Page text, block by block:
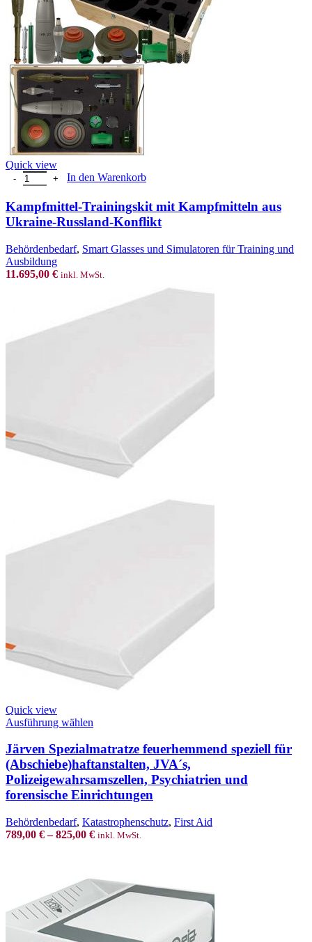
Quick view
Kampfmittel-Trainingskit mit Kampfmitteln aus Ukraine-Russland-
In den Warenkorb
Kampfmittel-Trainingskit mit Kampfmitteln aus
Ukraine-Russland-Konflikt
Behördenbedarf, Smart Glasses und Simulatoren für Training und
Ausbildung
11.695,00 € inkl. MwSt.
Quick view
Ausführung wählen
has
multiple
variants.
The
options
be
chosen
page
Järven Spezialmatratze feuerhemmend speziell für
(Abschiebe)haftanstalten, JVA´s,
Polizeigewahrsamszellen, Psychiatrien und
forensische Einrichtungen
Behördenbedarf, Katastrophenschutz, First Aid
789,00 €–825,00 € inkl. MwSt.